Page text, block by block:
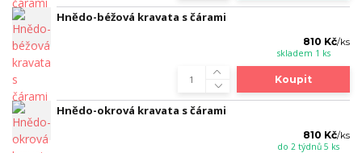
Hnědo-béžová kravata s čárami
810 Kč/ks
skladem 1 ks
Koupit
Hnědo-okrová kravata s čárami
810 Kč/ks
do 2 týdnů 5 ks